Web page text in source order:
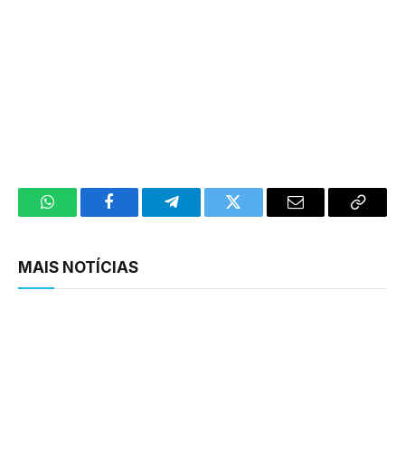
WhatsAppFacebookTelegramTwitter Email
Copy
MAIS NOTÍCIAS